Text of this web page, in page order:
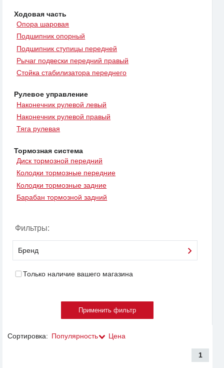
Ходовая часть
Опора шаровая
Подшипник опорный
Подшипник ступицы передней
Рычаг подвески передний правый
Стойка стабилизатора переднего
Рулевое управление
Наконечник рулевой левый
Наконечник рулевой правый
Тяга рулевая
Тормозная система
Диск тормозной передний
Колодки тормозные передние
Колодки тормозные задние
Барабан тормозной задний
Фильтры:
Бренд
Только наличие вашего магазина
Сортировка: Популярность Цена
1